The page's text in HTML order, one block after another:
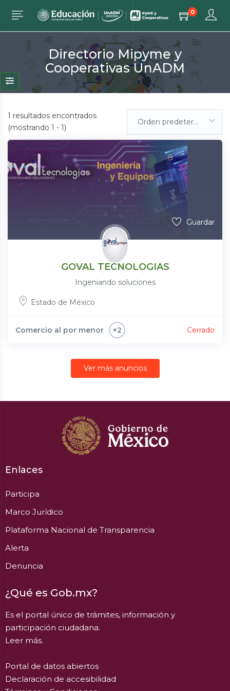
0
Directorio Mipyme y
Cooperativas UnADM
1 resultados encontrados
(mostrando 1 - 1)
Orden predeterminada
Guardar
GOVAL TECNOLOGIAS
Ingeniando soluciones
Estado de México
Comercio al por menor +2 Cerrado
Ver más anuncios
Enlaces
Participa
Marco Jurídico
Plataforma Nacional de Transparencia
Alerta
Denuncia
¿Qué es Gob.mx?
Es el portal único de trámites, información y
participación ciudadana.
Leer más.
Portal de datos abiertos
Declaración de accesibilidad